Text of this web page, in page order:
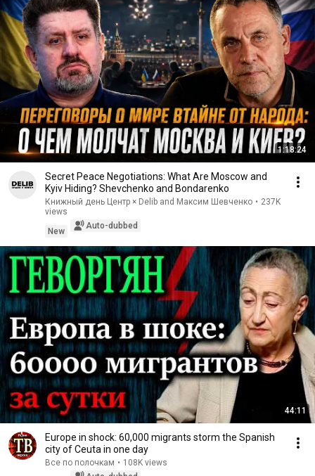
1:18:24
Secret Peace Negotiations: What Are Moscow and
Kyiv Hiding? Shevchenko and Bondarenko
Книжный день Центр × Delib and Максим Шевченко • 237K
views
New
Auto-dubbed
44:11
Europe in shock: 60,000 migrants storm the Spanish
city of Ceuta in one day
Все по полочкам • 108K views